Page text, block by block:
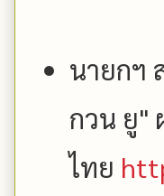
นายกฯ
กวน ยู"
ไทย